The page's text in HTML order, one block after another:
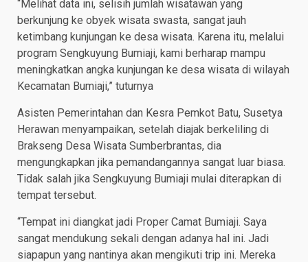
“Melihat data ini, selisih jumlah wisatawan yang
berkunjung ke obyek wisata swasta, sangat jauh
ketimbang kunjungan ke desa wisata. Karena itu, melalui
program Sengkuyung Bumiaji, kami berharap mampu
meningkatkan angka kunjungan ke desa wisata di wilayah
Kecamatan Bumiaji,” tuturnya
Asisten Pemerintahan dan Kesra Pemkot Batu, Susetya
Herawan menyampaikan, setelah diajak berkeliling di
Brakseng Desa Wisata Sumberbrantas, dia
mengungkapkan jika pemandangannya sangat luar biasa.
Tidak salah jika Sengkuyung Bumiaji mulai diterapkan di
tempat tersebut.
“Tempat ini diangkat jadi Proper Camat Bumiaji. Saya
sangat mendukung sekali dengan adanya hal ini. Jadi
siapapun yang nantinya akan mengikuti trip ini. Mereka